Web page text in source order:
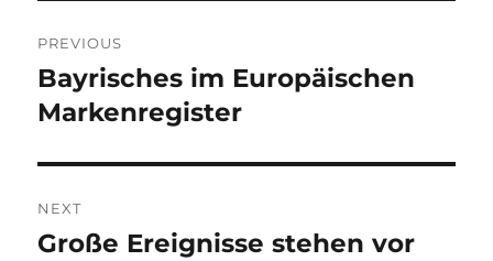
navigation
PREVIOUS
Previous
post:
Bayrisches im Europäischen
Markenregister
NEXT
Next
Große Ereignisse stehen vor